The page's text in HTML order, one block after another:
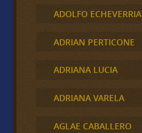
ADOLFO ECHEVERRIA
ADRIAN PERTICONE
ADRIANA LUCIA
ADRIANA VARELA
AGLAE CABALLERO